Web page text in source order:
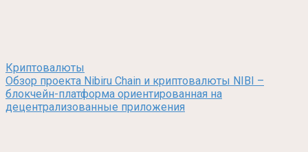
Криптовалюты
Обзор проекта Nibiru Chain и криптовалюты NIBI –
блокчейн-платформа ориентированная на
децентрализованные приложения